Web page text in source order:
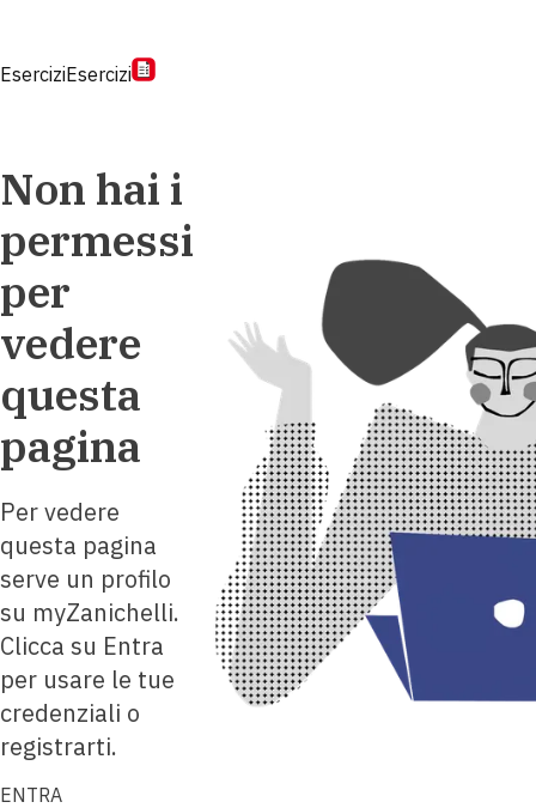
EserciziEsercizi
Non hai i
permessi
per
vedere
questa
pagina
Per vedere
questa pagina
serve un profilo
su myZanichelli.
Clicca su Entra
per usare le tue
credenziali o
registrarti.
ENTRA